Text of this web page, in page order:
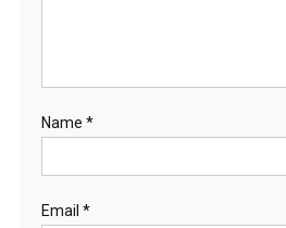
Name *
Email *